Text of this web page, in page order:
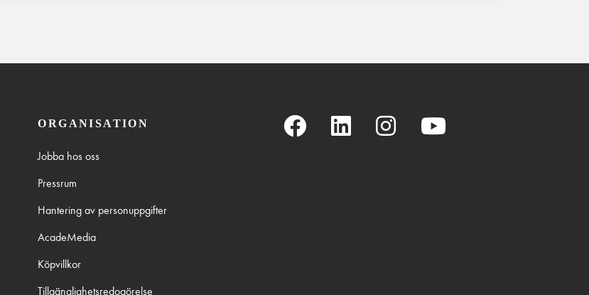
ORGANISATION
Jobba hos oss
Pressrum
Hantering av personuppgifter
AcadeMedia
Köpvillkor
Tillgänglighetsredogörelse